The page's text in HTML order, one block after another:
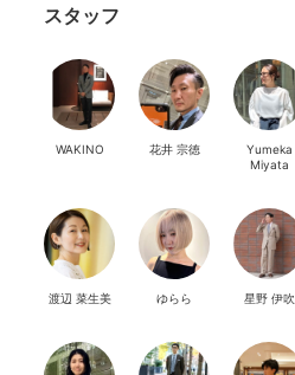
スタッフ
WAKINO 花井 宗徳
Yumeka
Miyata
渡辺 菜生美 ゆらら 星野 伊吹